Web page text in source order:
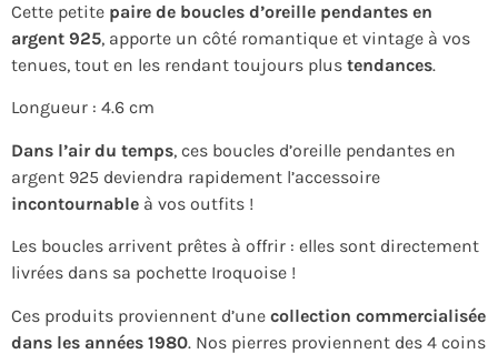
Cette petite paire de boucles d’oreille pendantes en
argent 925, apporte un côté romantique et vintage à vos
tenues, tout en les rendant toujours plus tendances.
Longueur : 4.6 cm
Dans l’air du temps, ces boucles d’oreille pendantes en
argent 925 deviendra rapidement l’accessoire
incontournable à vos outfits !
Les boucles arrivent prêtes à offrir : elles sont directement
livrées dans sa pochette Iroquoise !
Ces produits proviennent d’une collection commercialisée
dans les années 1980. Nos pierres proviennent des 4 coins